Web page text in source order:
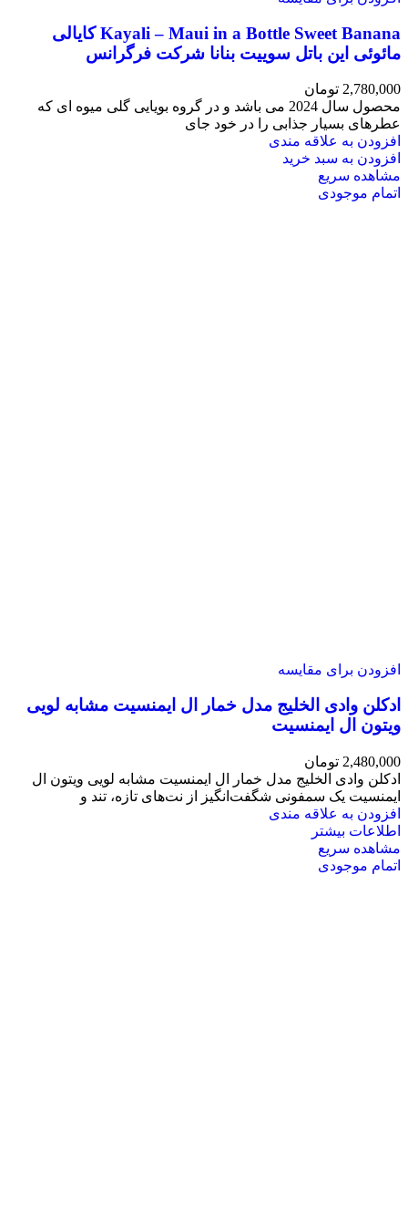
Kayali – Maui in a Bottle Sweet Banana کایالی
مائوئی این باتل سوییت بنانا شرکت فرگرانس
2,780,000 تومان
محصول سال 2024 می باشد و در گروه بویایی گلی میوه ای که
عطرهای بسیار جذابی را در خود جای
افزودن به علاقه مندی
افزودن به سبد خرید
مشاهده سریع
اتمام موجودی
افزودن برای مقایسه
ادکلن وادی الخلیج مدل خمار ال ایمنسیت مشابه لویی
ویتون ال ایمنسیت
2,480,000 تومان
ادکلن وادی الخلیج مدل خمار ال ایمنسیت مشابه لویی ویتون ال
ایمنسیت یک سمفونی شگفت‌انگیز از نت‌های تازه، تند و
افزودن به علاقه مندی
اطلاعات بیشتر
مشاهده سریع
اتمام موجودی